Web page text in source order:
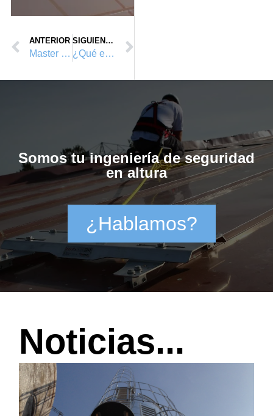
ANTERIOR
Master Universitario en P.R.L 2023
SIGUIENTE
¿Qué es un sistema anticaídas?
Somos tu ingeniería de seguridad
en altura
¿Hablamos?
Noticias...